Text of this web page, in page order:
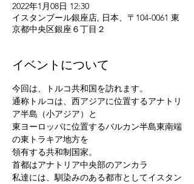
2022年1月08日 12:30
イスタンブール銀座店, 日本、〒104-0061 東
京都中央区銀座６丁目２
イベントについて
今回は、トルコ共和国を訪れます。
通称トルコは、西アジアに位置するアナトリ
ア半島（小アジア）と
東ヨーロッパに位置するバルカン半島東南端
の東トラキア地方を
領有する共和制国家。
首都はアナトリア中央部のアンカラ
私達には、馴染みのある都市としてイスタン